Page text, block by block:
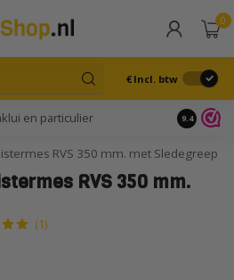
0
€ Incl. btw
en particulier 9.4
RVS 350 mm. met Sledegreep
RVS 350 mm.
(1)